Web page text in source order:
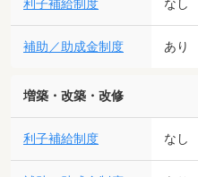
利子補給制度 なし
補助／助成金制度 あり
増築・改築・改修
利子補給制度 なし